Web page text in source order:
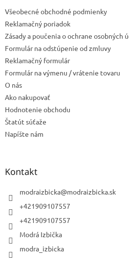
Všeobecné obchodné podmienky
Reklamačný poriadok
Zásady a poučenia o ochrane osobných
Formulár na odstúpenie od zmluvy
Reklamačný formulár
Formulár na výmenu / vrátenie tovaru
O nás
Ako nakupovať
Hodnotenie obchodu
Štatút súťaže
Napíšte nám
Kontakt
modraizbicka@modraizbicka.sk
+421909107557
+421909107557
Modrá Izbička
modra_izbicka